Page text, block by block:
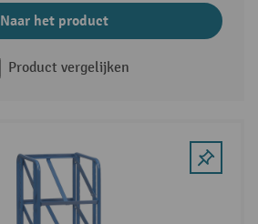
Naar het product
Product vergelijken